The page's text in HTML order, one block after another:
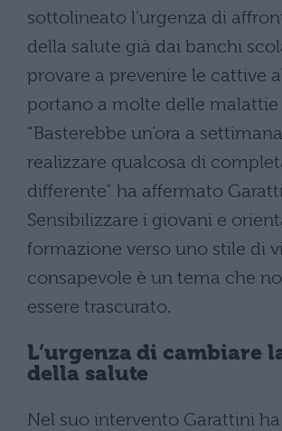
sottolineato l’urgenza di
della salute già dai banchi
provare a prevenire le cattive
portano a molte delle malattie
“Basterebbe un’ora a
realizzare qualcosa di
differente” ha affermato
Sensibilizzare i giovani e
formazione verso uno stile di
consapevole è un tema che
essere trascurato.
L’urgenza di cambiare
della salute
Nel suo intervento Garattini